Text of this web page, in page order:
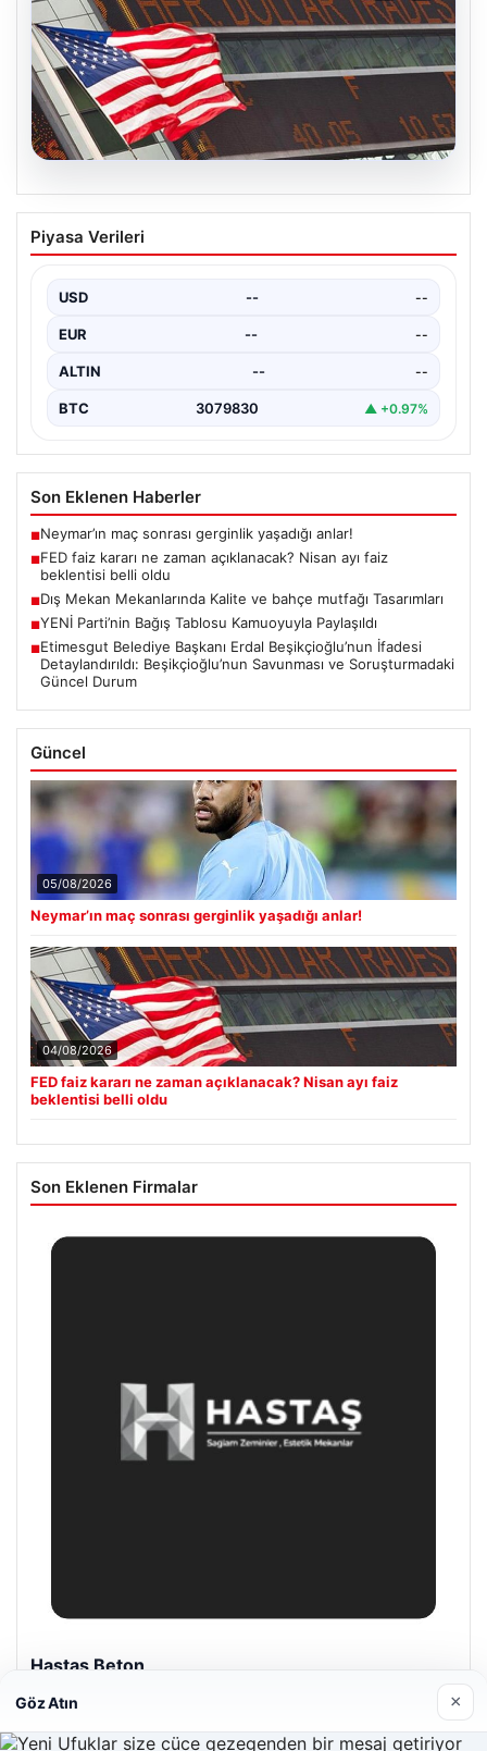
04.08.2026
FED faiz kararı ne zaman açıklanacak?
Nisan ayı faiz beklentisi belli oldu
Piyasa Verileri
USD -- --
EUR -- --
ALTIN -- --
BTC 3079830 ▲ +0.97%
Son Eklenen Haberler
■Neymar’ın maç sonrası gerginlik yaşadığı anlar!
■FED faiz kararı ne zaman açıklanacak? Nisan ayı faiz
beklentisi belli oldu
■Dış Mekan Mekanlarında Kalite ve bahçe mutfağı Tasarımları
■YENİ Parti’nin Bağış Tablosu Kamuoyuyla Paylaşıldı
■Etimesgut Belediye Başkanı Erdal Beşikçioğlu’nun İfadesi
Detaylandırıldı: Beşikçioğlu’nun Savunması ve Soruşturmadaki
Güncel Durum
Güncel
05/08/2026
Neymar’ın maç sonrası gerginlik yaşadığı anlar!
04/08/2026
FED faiz kararı ne zaman açıklanacak? Nisan ayı faiz
beklentisi belli oldu
Son Eklenen Firmalar
Enes Kaplan Avukatlık Bürosu
Göz Atın ×